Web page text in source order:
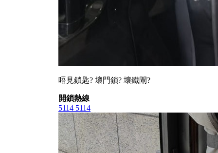
唔見鎖匙? 壞門鎖? 壞鐵閘?
開鎖熱線
5114 5114